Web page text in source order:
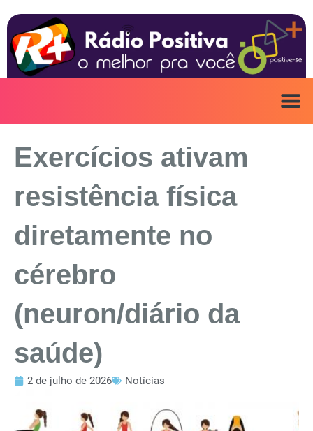
para
conteúdo
Exercícios ativam
resistência física
diretamente no
cérebro
(neuron/diário da
saúde)
2 de julho de 2026 Notícias